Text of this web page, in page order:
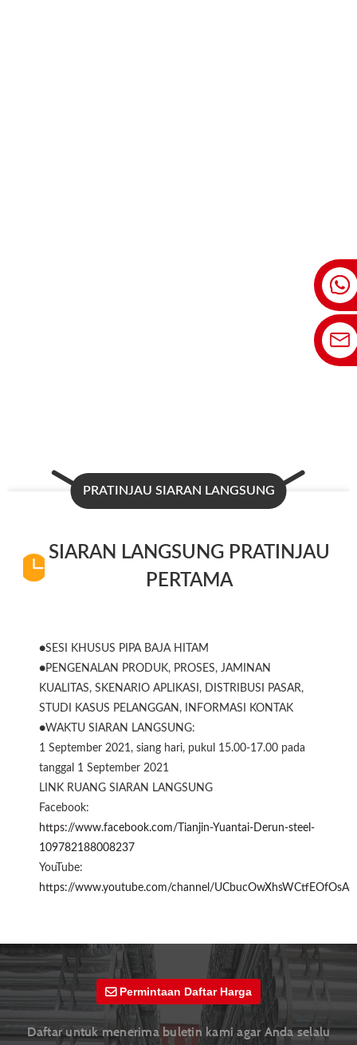
PRATINJAU SIARAN LANGSUNG
SIARAN LANGSUNG PRATINJAU
PERTAMA
●SESI KHUSUS PIPA BAJA HITAM
●PENGENALAN PRODUK, PROSES, JAMINAN
KUALITAS, SKENARIO APLIKASI, DISTRIBUSI PASAR,
STUDI KASUS PELANGGAN, INFORMASI KONTAK
●WAKTU SIARAN LANGSUNG:
1 September 2021, siang hari, pukul 15.00-17.00 pada
tanggal 1 September 2021
LINK RUANG SIARAN LANGSUNG
Facebook:
https://www.facebook.com/Tianjin-Yuantai-Derun-steel-
109782188008237
YouTube:
https://www.youtube.com/channel/
Permintaan Daftar Harga
Daftar untuk menerima buletin kami agar Anda selalu